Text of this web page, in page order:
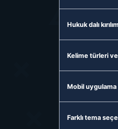
Hukuk dalı
Kelime türleri
Mobil uygulama
Farklı tema